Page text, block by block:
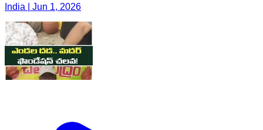
India | Jun 1, 2026